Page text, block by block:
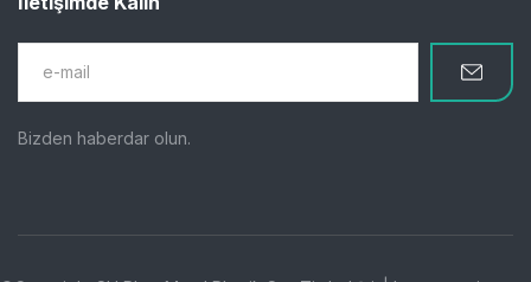
Bizden haberdar olun.